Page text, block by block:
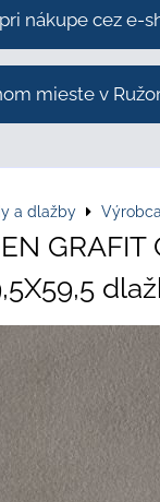
nákupe cez e-
mieste v
a dlažby Výrobca
GRAFIT